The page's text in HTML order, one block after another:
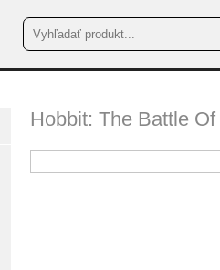
Hobbit: The Battle